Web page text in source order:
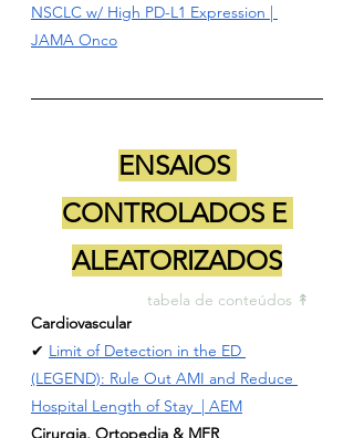
NSCLC w/ High PD-L1 Expression |
JAMA Onco
ENSAIOS
CONTROLADOS E
ALEATORIZADOS
tabela de conteúdos ↟
Cardiovascular
✔ Limit of Detection in the ED
(LEGEND): Rule Out AMI and Reduce
Hospital Length of Stay  | AEM
Cirurgia, Ortopedia & MFR